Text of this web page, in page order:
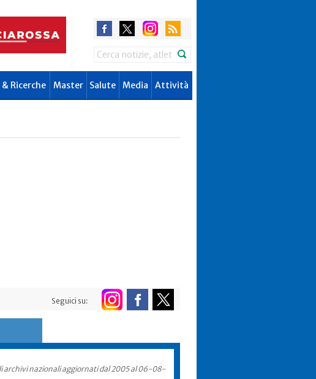
Search
Ricerche Master Salute Media Attività
Seguici su:
nazionali aggiornati dal 2005 al 06-08-